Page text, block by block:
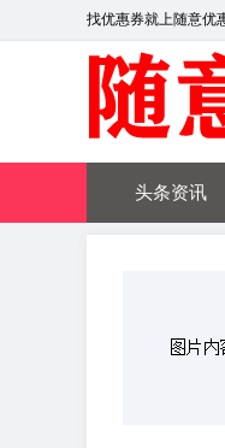
找优惠券就上随意优
头条资讯